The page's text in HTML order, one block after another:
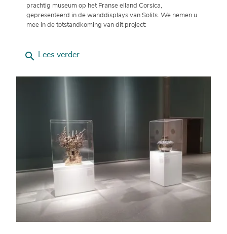
prachtig museum op het Franse eiland Corsica,
gepresenteerd in de wanddisplays van Solits. We nemen u
mee in de totstandkoming van dit project:
search Lees verder